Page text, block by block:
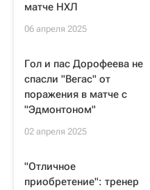
матче НХЛ
06 апреля 2025
Гол и пас Дорофеева не
спасли "Вегас" от
поражения в матче с
"Эдмонтоном"
02 апреля 2025
"Отличное
приобретение": тренер